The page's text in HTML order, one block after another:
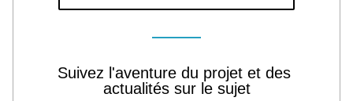
Suivez l'aventure du projet et des
actualités sur le sujet